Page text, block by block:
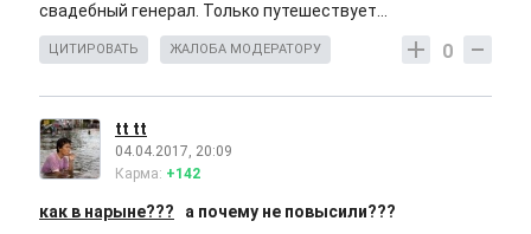
свадебный генерал. Только путешествует...
0
ЦИТИРОВАТЬ ЖАЛОБА МОДЕРАТОРУ
tt tt
04.04.2017, 20:09
Карма: +142
как в нарыне??? а почему не повысили???